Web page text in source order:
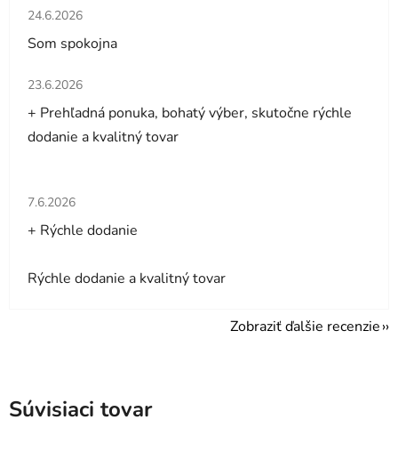
Hodnotenie obchodu je 5 z 5 hviezdičiek.
24.6.2026
Som spokojna
Hodnotenie obchodu je 5 z 5 hviezdičiek.
23.6.2026
+ Prehľadná ponuka, bohatý výber, skutočne rýchle
dodanie a kvalitný tovar
Hodnotenie obchodu je 5 z 5 hviezdičiek.
7.6.2026
+ Rýchle dodanie
Rýchle dodanie a kvalitný tovar
Zobraziť ďalšie recenzie
Súvisiaci tovar